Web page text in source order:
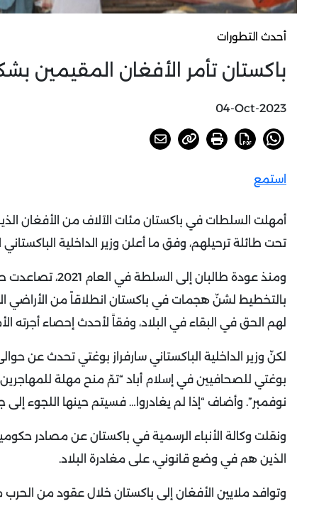
أحدث التطورات
باكستان تأمر الأفغان المقيمين
04-Oct-2023
استمع
أمهلت السلطات في باكستان مئات الآلاف من الأفغان
تحت طائلة ترحيلهم، وفق ما أعلن وزير الداخلية الباكستاني
ومنذ عودة
بالتخطيط لشنّ هجمات في باكستان انطلاقاً من الأراضي
لهم الحق في البقاء في البلاد، وفقاً لأحدث إحصاء أجرته
لكنّ وزير الداخلية الباكستاني سارفراز بوغتي تحدث عن حوالى 1,7 مليون أفغاني إضافي يعيشون بشكل غير قانوني في
بوغتي للصحافيين في إسلام أباد “تمّ منح مهلة
نوفمبر”. وأضاف “إذا لم يغادروا… فسيتم حينها اللجوء إلى
ونقلت وكالة الأنباء الرسمية في باكستان عن مصادر
الذين هم في وضع قانوني، على مغادرة البلاد.
وتوافد ملايين الأفغان إلى باكستان خلال عقود من